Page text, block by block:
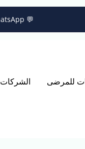
💬 WhatsApp
للمرضى الشركات